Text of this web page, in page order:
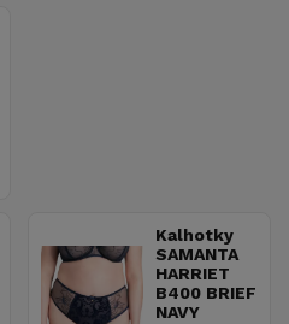
Kalhotky
SAMANTA
HARRIET
B400 BRIEF
NAVY